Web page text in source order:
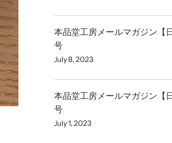
本品堂工房メールマガジン【
号
July 8, 2023
本品堂工房メールマガジン【
号
July 1, 2023